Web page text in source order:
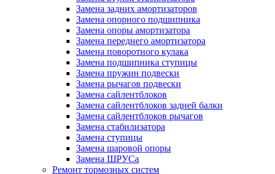
Замена задних амортизаторов
Замена опорного подшипника
Замена опоры амортизатора
Замена переднего амортизатора
Замена поворотного кулака
Замена подшипника ступицы
Замена пружин подвески
Замена рычагов подвески
Замена сайлентблоков
Замена сайлентблоков задней балки
Замена сайлентблоков рычагов
Замена стабилизатора
Замена ступицы
Замена шаровой опоры
Замена ШРУСа
Ремонт тормозных систем